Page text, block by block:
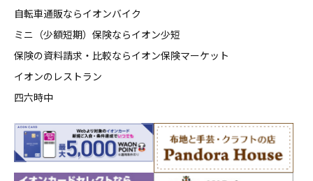
自転車通販ならイオンバイク
ミニ（少額短期）保険ならイオン少短
保険の資料請求・比較ならイオン保険マーケット
イオンのレストラン
四六時中